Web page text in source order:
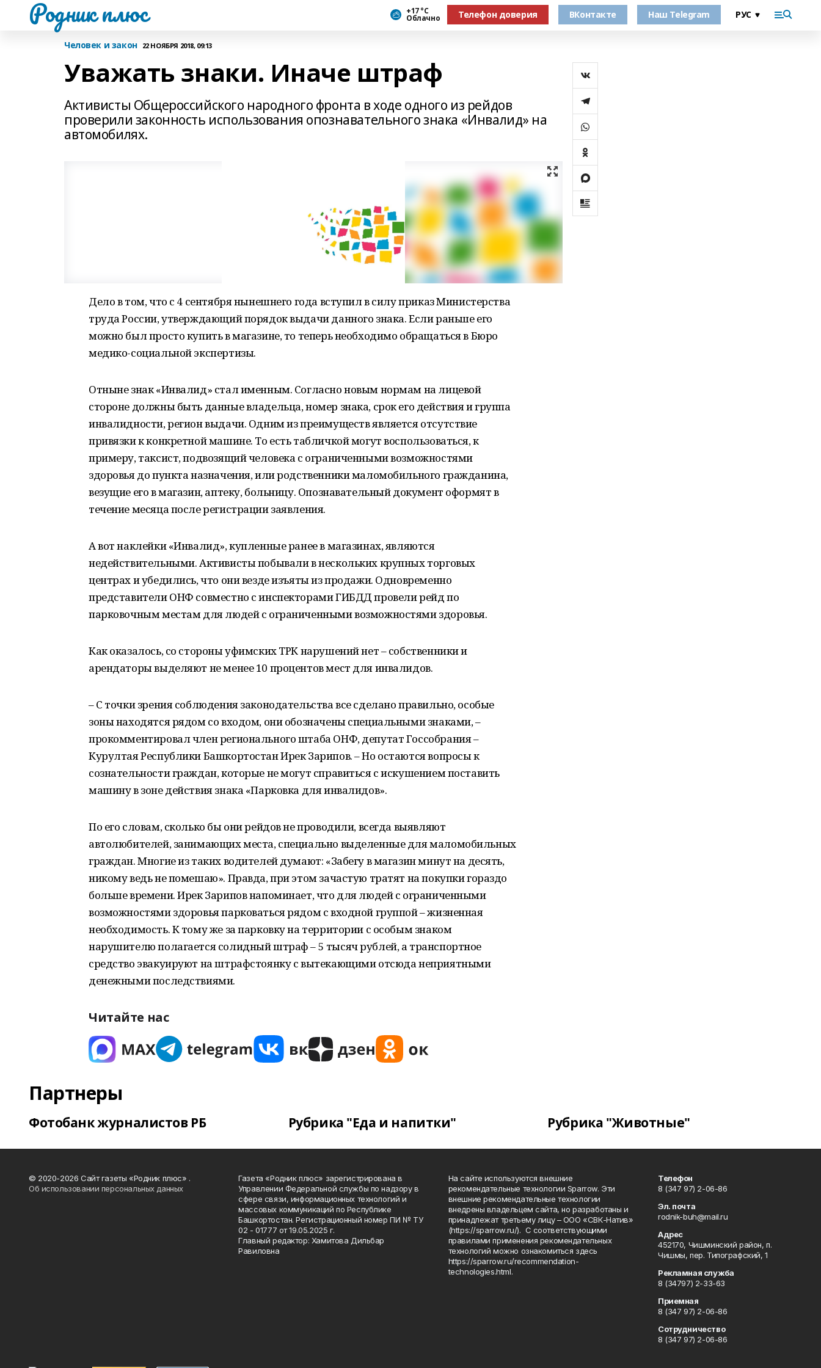
Родник плюс +17 °С
Облачно Телефон доверия ВКонтакте Наш Telegram
Человек и закон 22 НОЯБРЯ 2018, 09:13
Уважать знаки. Иначе штраф
Активисты Общероссийского народного фронта в ходе одного из рейдов
проверили законность использования опознавательного знака «Инвалид» на
автомобилях.
Дело в том, что с 4 сентября нынешнего года вступил в силу приказ Министерства
труда России, утверждающий порядок выдачи данного знака. Если раньше его
можно был просто купить в магазине, то теперь необходимо обращаться в Бюро
медико-социальной экспертизы.
Отныне знак «Инвалид» стал именным. Согласно новым нормам на лицевой
стороне должны быть данные владельца, номер знака, срок его действия и группа
инвалидности, регион выдачи. Одним из преимуществ является отсутствие
привязки к конкретной машине. То есть табличкой могут воспользоваться, к
примеру, таксист, подвозящий человека с ограниченными возможностями
здоровья до пункта назначения, или родственники маломобильного гражданина,
везущие его в магазин, аптеку, больницу. Опознавательный документ оформят в
течение месяца после регистрации заявления.
А вот наклейки «Инвалид», купленные ранее в магазинах, являются
недействительными. Активисты побывали в нескольких крупных торговых
центрах и убедились, что они везде изъяты из продажи. Одновременно
представители ОНФ совместно с инспекторами ГИБДД провели рейд по
парковочным местам для людей с ограниченными возможностями здоровья.
Как оказалось, со стороны уфимских ТРК нарушений нет – собственники и
арендаторы выделяют не менее 10 процентов мест для инвалидов.
– С точки зрения соблюдения законодательства все сделано правильно, особые
зоны находятся рядом со входом, они обозначены специальными знаками, –
прокомментировал член регионального штаба ОНФ, депутат Госсобрания –
Курултая Республики Башкортостан Ирек Зарипов. – Но остаются вопросы к
сознательности граждан, которые не могут справиться с искушением поставить
машину в зоне действия знака «Парковка для инвалидов».
По его словам, сколько бы они рейдов не проводили, всегда выявляют
автолюбителей, занимающих места, специально выделенные для маломобильных
граждан. Многие из таких водителей думают: «Забегу в магазин минут на десять,
никому ведь не помешаю». Правда, при этом зачастую тратят на покупки гораздо
больше времени. Ирек Зарипов напоминает, что для людей с ограниченными
возможностями здоровья парковаться рядом с входной группой – жизненная
необходимость. К тому же за парковку на территории с особым знаком
нарушителю полагается солидный штраф – 5 тысяч рублей, а транспортное
средство эвакуируют на штрафстоянку с вытекающими отсюда неприятными
денежными последствиями.
Читайте нас
Партнеры
Фотобанк журналистов РБ Рубрика "Еда и напитки" Рубрика "Животные"
© 2020-2026 Сайт газеты «Родник плюс» .
Об использовании персональных данных
Газета «Родник плюс» зарегистрирована в
Управлении Федеральной службы по надзору в
сфере связи, информационных технологий и
массовых коммуникаций по Республике
Башкортостан. Регистрационный номер ПИ № ТУ
02 - 01777 от 19.05.2025 г.
Главный редактор: Хамитова Дильбар
Равиловна
На сайте используются внешние
рекомендательные технологии Sparrow. Эти
внешние рекомендательные технологии
внедрены владельцем сайта, но разработаны и
принадлежат третьему лицу – ООО «СВК-Натив»
(https://sparrow.ru/). С соответствующими
правилами применения рекомендательных
технологий можно ознакомиться здесь
https://sparrow.ru/recommendation-
technologies.html.
Телефон
8 (347 97) 2-06-86
Эл. почта
rodnik-buh@mail.ru
Адрес
452170, Чишминский район, п.
Чишмы, пер. Типографский, 1
Рекламная служба
8 (34797) 2-33-63
Приемная
8 (347 97) 2-06-86
Сотрудничество
8 (347 97) 2-06-86